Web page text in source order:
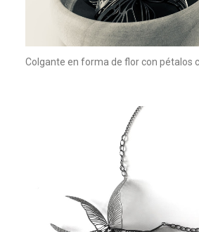
Colgante en forma de flor con pétalos